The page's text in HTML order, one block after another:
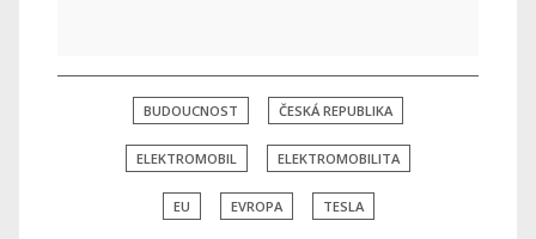
BUDOUCNOST ČESKÁ REPUBLIKA
ELEKTROMOBIL ELEKTROMOBILITA
EU EVROPA TESLA